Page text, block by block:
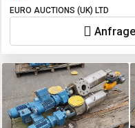
EURO AUCTIONS (UK) LTD